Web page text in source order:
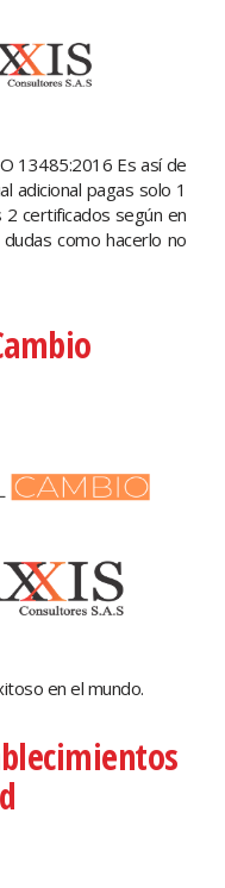
13485:2016 Es así de
adicional pagas solo 1
certificados según en
como hacerlo no
en el mundo.